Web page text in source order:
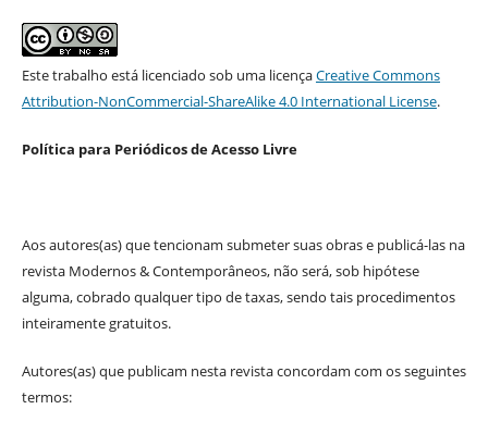
Este trabalho está licenciado sob uma licençaCreative Commons
Attribution-NonCommercial-ShareAlike 4.0 International License.
Política para Periódicos de Acesso Livre
Aos autores(as) que tencionam submeter suas obras e publicá-las na
revista Modernos & Contemporâneos, não será, sob hipótese
alguma, cobrado qualquer tipo de taxas, sendo tais procedimentos
inteiramente gratuitos.
Autores(as) que publicam nesta revista concordam com os seguintes
termos: